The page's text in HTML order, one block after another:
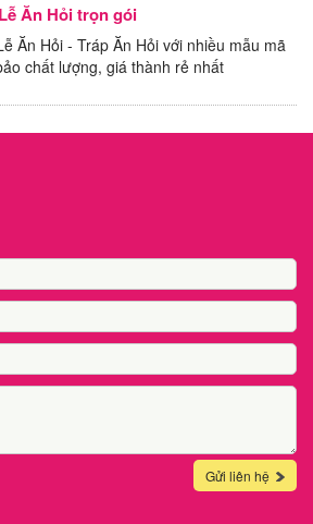
Lễ Ăn Hỏi trọn gói
Ăn Hỏi - Tráp Ăn Hỏi với nhiều mẫu mã
chất lượng, giá thành rẻ nhất
Gửi liên hệ